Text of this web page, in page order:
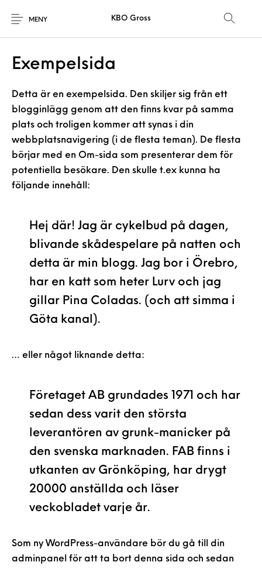
MENY KBO Gross
Exempelsida
Detta är en exempelsida. Den skiljer sig från ett
blogginlägg genom att den finns kvar på samma
plats och troligen kommer att synas i din
webbplatsnavigering (i de flesta teman). De flesta
börjar med en Om-sida som presenterar dem för
potentiella besökare. Den skulle t.ex kunna ha
följande innehåll:
Hej där! Jag är cykelbud på dagen,
blivande skådespelare på natten och
detta är min blogg. Jag bor i Örebro,
har en katt som heter Lurv och jag
gillar Pina Coladas. (och att simma i
Göta kanal).
… eller något liknande detta:
Företaget AB grundades 1971 och har
sedan dess varit den största
leverantören av grunk-manicker på
den svenska marknaden. FAB finns i
utkanten av Grönköping, har drygt
20000 anställda och läser
veckobladet varje år.
Som ny WordPress-användare bör du gå till din
adminpanel för att ta bort denna sida och sedan